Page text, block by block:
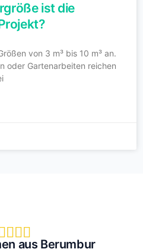
ist die
von 3 m³ bis 10 m³ an.
oder Gartenarbeiten reichen
   
aus Berumbur